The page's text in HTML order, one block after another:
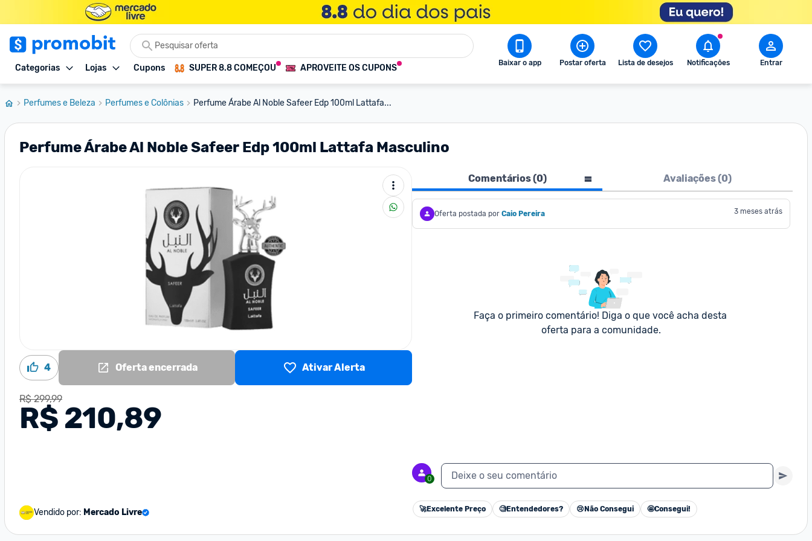
Categorias Lojas Cupons SUPER 8.8 COMEÇOU APROVEITE OS CUPONS Baixar o app Postar oferta Lista de desejos Notificações Entrar
Perfumes e Beleza Perfumes e Colônias Perfume Árabe Al Noble Safeer Edp 100ml Lattafa...
Perfume Árabe Al Noble Safeer Edp 100ml Lattafa Masculino
4 Oferta encerrada Ativar Alerta
R$ 299,99
R$ 210,89
Vendido por: Mercado Livre
Comentários (0) Avaliações (0)
Oferta postada por Caio Pereira 3 meses atrás
Faça o primeiro comentário! Diga o que você acha desta
oferta para a comunidade.
0 Deixe o seu comentário
🚀Excelente Preço 🧐Entendedores? 😢 Não Consegui 🤩Consegui!